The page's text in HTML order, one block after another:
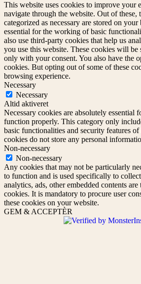
This website uses cookies to improve your
navigate through the website. Out of these,
categorized as necessary are stored on
essential for the working of basic
also use third-party cookies that help us
you use this website. These cookies will
only with your consent. You also have the
cookies. But opting out of some of these
browsing experience.
Necessary
Necessary
Altid aktiveret
Necessary cookies are absolutely essential
function properly. This category only
basic functionalities and security features
cookies do not store any personal
Non-necessary
Non-necessary
Any cookies that may not be particularly
to function and is used specifically to
analytics, ads, other embedded contents are
cookies. It is mandatory to procure user
these cookies on your website.
GEM & ACCEPTÈR